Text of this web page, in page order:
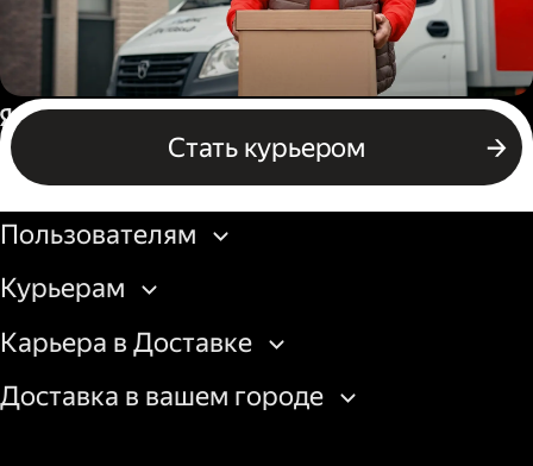
Водитель грузового авто
Стать курьером
Россия
Бизнесу
Пользователям
Курьерам
Карьера в Доставке
Доставка в вашем городе